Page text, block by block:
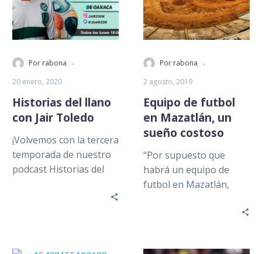
Por rabona -
20 enero, 2020
Historias del llano
con Jair Toledo
¡Volvemos con la tercera
temporada de nuestro
podcast Historias del
Por rabona -
2 agosto, 2019
Equipo de futbol
en Mazatlán, un
sueño costoso
“Por supuesto que
habrá un equipo de
futbol en Mazatlán,
comentar, hay equipos